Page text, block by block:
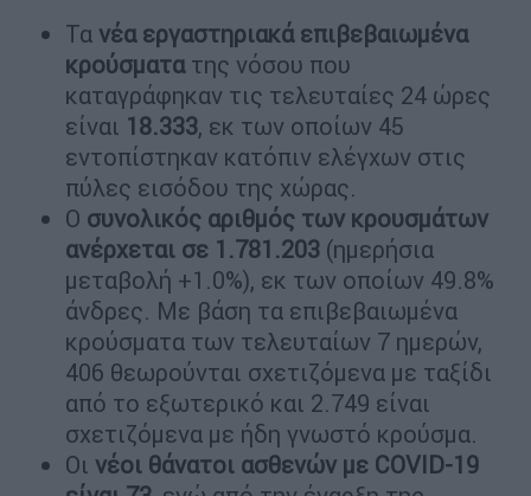
Τα νέα εργαστηριακά επιβεβαιωμένα
κρούσματατης νόσου που
καταγράφηκαν τις τελευταίες 24 ώρες
είναι 18.333, εκ των οποίων 45
εντοπίστηκαν κατόπιν ελέγχων στις
πύλες εισόδου της χώρας.
Ο συνολικός αριθμός των κρουσμάτων
ανέρχεται σε 1.781.203 (ημερήσια
μεταβολή +1.0%), εκ των οποίων 49.8%
άνδρες. Με βάση τα επιβεβαιωμένα
κρούσματα των τελευταίων 7 ημερών,
406 θεωρούνται σχετιζόμενα με ταξίδι
από το εξωτερικό και 2.749 είναι
σχετιζόμενα με ήδη γνωστό κρούσμα.
Οι νέοι θάνατοι ασθενών με COVID-19